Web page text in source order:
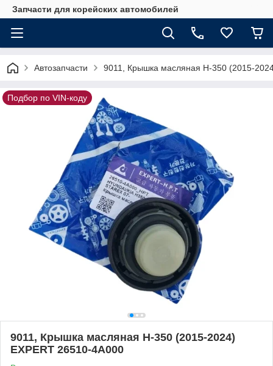
Запчасти для корейских автомобилей
Автозапчасти 9011, Крышка масляная H-350 (2015-
Подбор по VIN-коду
9011, Крышка масляная H-350 (2015-2024)
EXPERT 26510-4A000